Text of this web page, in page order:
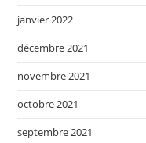
janvier 2022
décembre 2021
novembre 2021
octobre 2021
septembre 2021